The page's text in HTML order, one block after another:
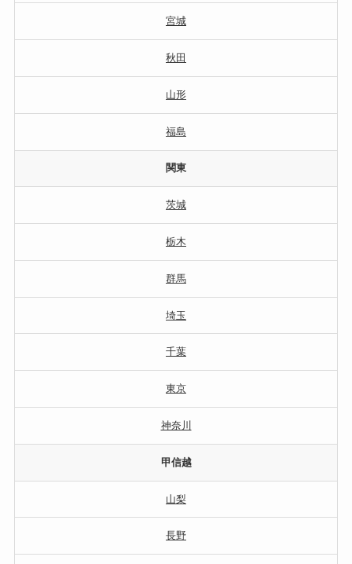
宮城
秋田
山形
福島
関東
茨城
栃木
群馬
埼玉
千葉
東京
神奈川
甲信越
山梨
長野